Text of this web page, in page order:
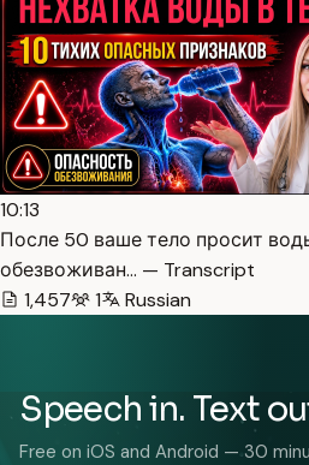
10:13
После 50 ваше тело просит
обезвоживан… — Transcript
1,457
1 Russian
Speech in. Text
Free on iOS and Android — 30